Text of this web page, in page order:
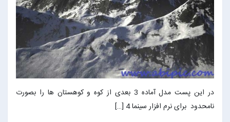
در این پست مدل آماده 3 بعدی از کوه و کوهستان ها را بصورت
نامحدود برای نرم افزار سینما 4 […]